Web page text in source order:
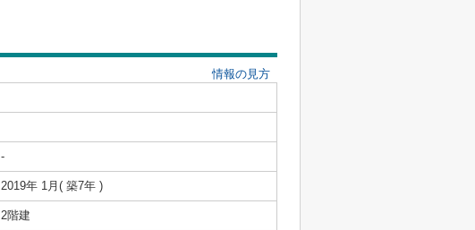
情報の見方
-
2019年 1月( 築7年 )
2階建